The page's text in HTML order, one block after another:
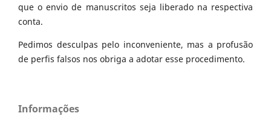
que o envio de manuscritos seja liberado na respectiva
conta.
Pedimos desculpas pelo inconveniente, mas a profusão
de perfis falsos nos obriga a adotar esse procedimento.
Informações